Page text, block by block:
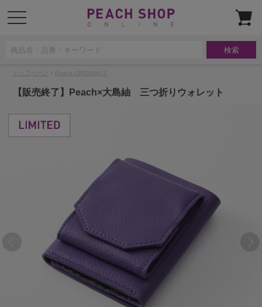
t
o
i
Peach ORIGINALS
【販売終了】Peach×大島紬 三つ折りウォレット